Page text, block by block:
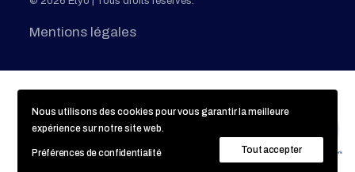
Mentions légales
Nous utilisons des cookies pour vous garantir la meilleure
expérience sur notre site web.
Préférences de confidentialité Tout accepter